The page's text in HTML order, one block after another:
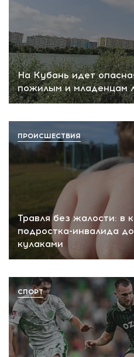
На Кубань идет
пожилым и младенцам
Травля без жалости: в
подростка-инвалида
кулаками
ПРОИСШЕСТВИЯ
СПОРТ